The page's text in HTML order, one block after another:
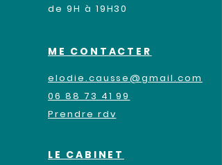
de 9H à 19H30
ME CONTACTER
elodie.causse@gmail.com
06 88 73 41 99
Prendre rdv
LE CABINET